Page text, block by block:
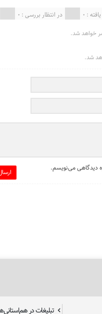
در انتظار بررسی : 0 : 0
خواهد شد.
شد.
دیدگاهی می‌نویسم.
تبلیغات در